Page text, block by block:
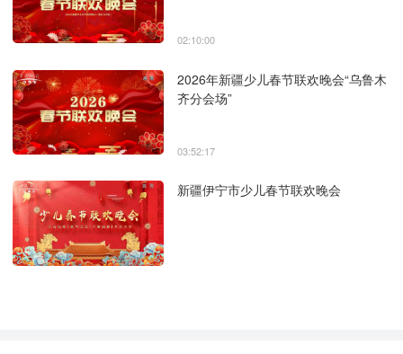
02:10:00
2026年新疆少儿春节联欢晚会“乌鲁木
齐分会场”
03:52:17
新疆伊宁市少儿春节联欢晚会